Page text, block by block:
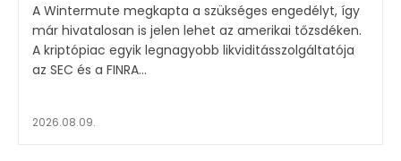
A Wintermute megkapta a szükséges engedélyt, így
már hivatalosan is jelen lehet az amerikai tőzsdéken.
A kriptópiac egyik legnagyobb likviditásszolgáltatója
az SEC és a FINRA...
2026.08.09.